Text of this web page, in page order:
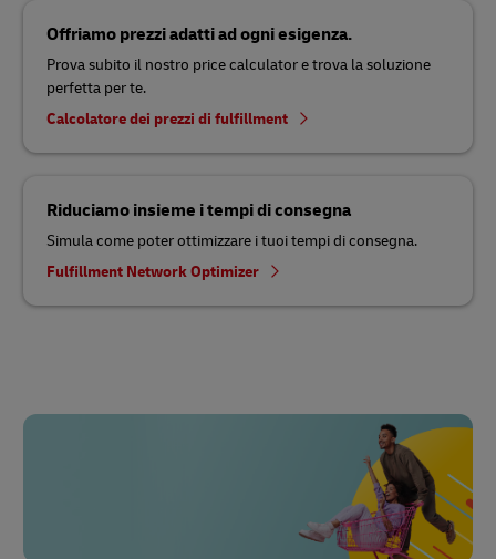
Offriamo prezzi adatti ad ogni esigenza.
Prova subito il nostro price calculator e trova la soluzione
perfetta per te.
Calcolatore dei prezzi di fulfillment
Riduciamo insieme i tempi di consegna
Simula come poter ottimizzare i tuoi tempi di consegna.
Fulfillment Network Optimizer